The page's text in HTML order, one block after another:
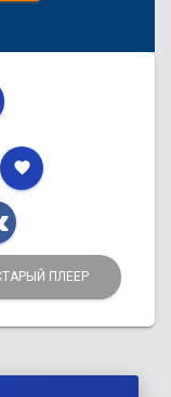
favorite
ПЛЕЕР